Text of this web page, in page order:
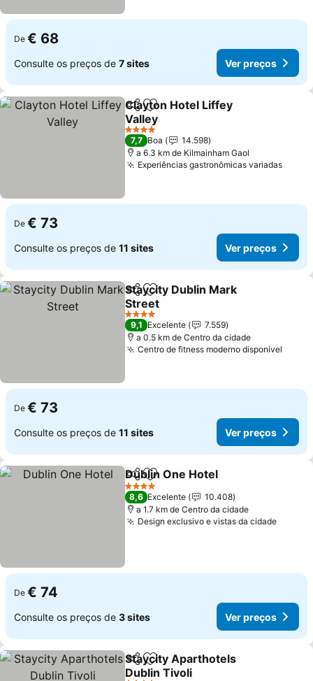
De € 68
Consulte os preços de 7 sites Ver preços
PartilharAdicionar aos favoritos
Clayton Hotel Liffey
Valley
Ver preços
4 Estrelas
7,7 Boa
14.598
a 6.3 km de Kilmainham Gaol
Experiências gastronômicas variadasVer
De € 73
Consulte os preços de 11 sites Ver preços
PartilharAdicionar aos favoritos
Staycity Dublin Mark
Street
Ver preços
4 Estrelas
9,1 Excelente
7.559
a 0.5 km de Centro da cidade
Centro de fitness moderno disponível
De € 73
Consulte os preços de 11 sites Ver preços
PartilharAdicionar aos favoritos
Dublin One Hotel
4 Estrelas
8,6 Excelente
10.408
a 1.7 km de Centro da cidade
Design exclusivo e vistas da cidadeVer
De € 74
Consulte os preços de 3 sites Ver preços
PartilharAdicionar aos favoritos
Staycity Aparthotels
Dublin Tivoli